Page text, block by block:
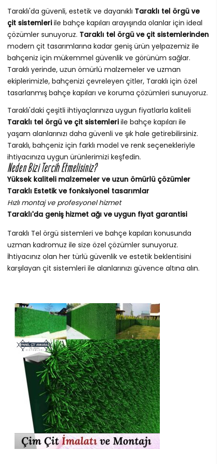
Taraklı'da güvenli, estetik ve dayanıklı Taraklı tel örgü ve
çit sistemleriile bahçe kapıları arayışında olanlar için ideal
çözümler sunuyoruz. Taraklı tel örgü ve çit sistemlerinden
modern çit tasarımlarına kadar geniş ürün yelpazemiz ile
bahçeniz için mükemmel güvenlik ve görünüm sağlar.
Taraklı yerinde, uzun ömürlü malzemeler ve uzman
ekiplerimizle, bahçenizi çevreleyen çitler, Taraklı için özel
tasarlanmış bahçe kapıları ve koruma çözümleri sunuyoruz.
Taraklı'daki çeşitli ihtiyaçlarınıza uygun fiyatlarla kaliteli
Taraklı tel örgü ve çit sistemleriile bahçe kapıları ile
yaşam alanlarınızı daha güvenli ve şık hale getirebilirsiniz.
Taraklı, bahçeniz için farklı model ve renk seçenekleriyle
ihtiyacınıza uygun ürünlerimizi keşfedin.
Neden Bizi Tercih Etmelisiniz?
Yüksek kaliteli malzemeler ve uzun ömürlü çözümler
Taraklı Estetik ve fonksiyonel tasarımlar
Hızlı montaj ve profesyonel hizmet
Taraklı'da geniş hizmet ağı ve uygun fiyat garantisi
Taraklı Tel örgü sistemleri ve bahçe kapıları konusunda
uzman kadromuz ile size özel çözümler sunuyoruz.
İhtiyacınız olan her türlü güvenlik ve estetik beklentisini
karşılayan çit sistemleri ile alanlarınızı güvence altına alın.